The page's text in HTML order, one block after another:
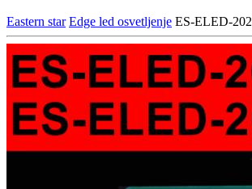
Eastern star Edge led osvetljenje ES-ELED-202